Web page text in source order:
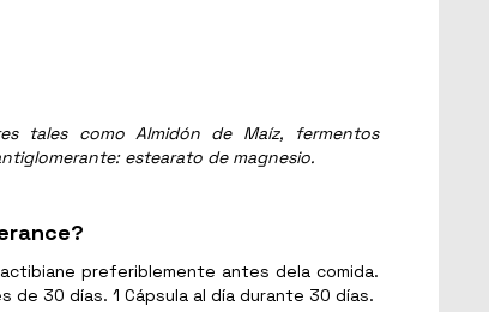
tales como Almidón de Maíz, fermentos
estearato de magnesio.
preferiblemente antes dela comida.
de 30 días. 1 Cápsula al día durante 30 días.